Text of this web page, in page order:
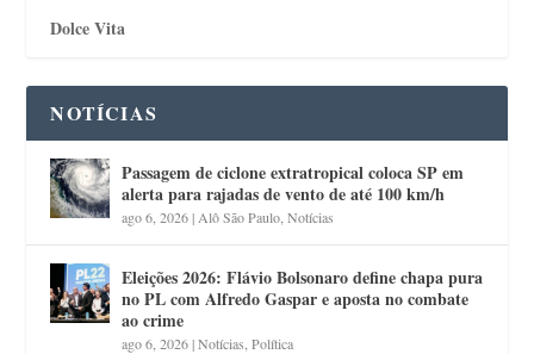
Dolce Vita
NOTÍCIAS
Passagem de ciclone extratropical coloca SP em
alerta para rajadas de vento de até 100 km/h
ago 6, 2026| Alô São Paulo ,Notícias
Eleições 2026: Flávio Bolsonaro define chapa pura
no PL com Alfredo Gaspar e aposta no combate
ao crime
ago 6, 2026|Notícias ,Política